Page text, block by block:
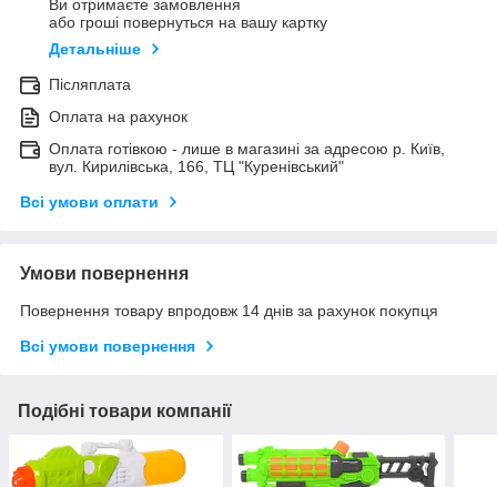
Ви отримаєте замовлення
або гроші повернуться на вашу картку
Детальніше
Післяплата
Оплата на рахунок
Оплата готівкою - лише в магазині за адресою р. Київ,
вул. Кирилівська, 166, ТЦ "Куренівський"
Всі умови оплати
Умови повернення
Повернення товару впродовж 14 днів за рахунок покупця
Всі умови повернення
Подібні товари компанії